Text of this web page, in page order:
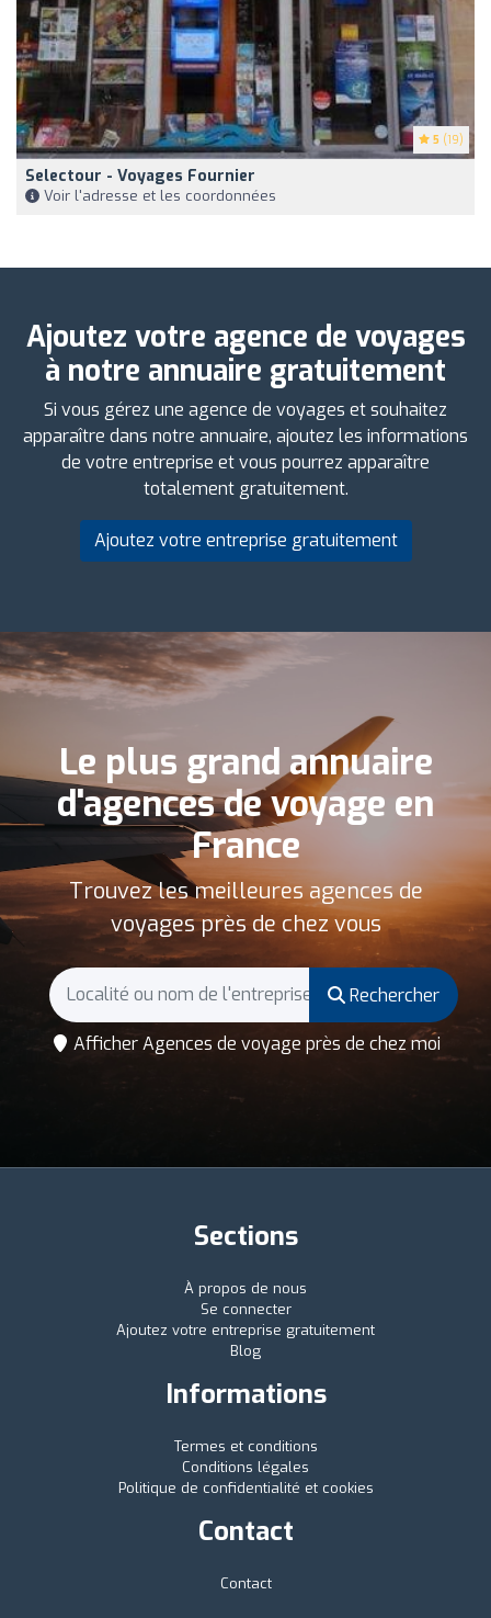
5 (19)
Selectour - Voyages Fournier
Voir l'adresse et les coordonnées
Ajoutez votre agence de voyages
à notre annuaire gratuitement
Si vous gérez une agence de voyages et souhaitez
apparaître dans notre annuaire, ajoutez les informations
de votre entreprise et vous pourrez apparaître
totalement gratuitement.
Ajoutez votre entreprise gratuitement
Le plus grand annuaire
d'agences de voyage en
France
Trouvez les meilleures agences de
voyages près de chez vous
Rechercher
Afficher Agences de voyage près de chez moi
Sections
À propos de nous
Se connecter
Ajoutez votre entreprise gratuitement
Blog
Informations
Termes et conditions
Conditions légales
Politique de confidentialité et cookies
Contact
Contact